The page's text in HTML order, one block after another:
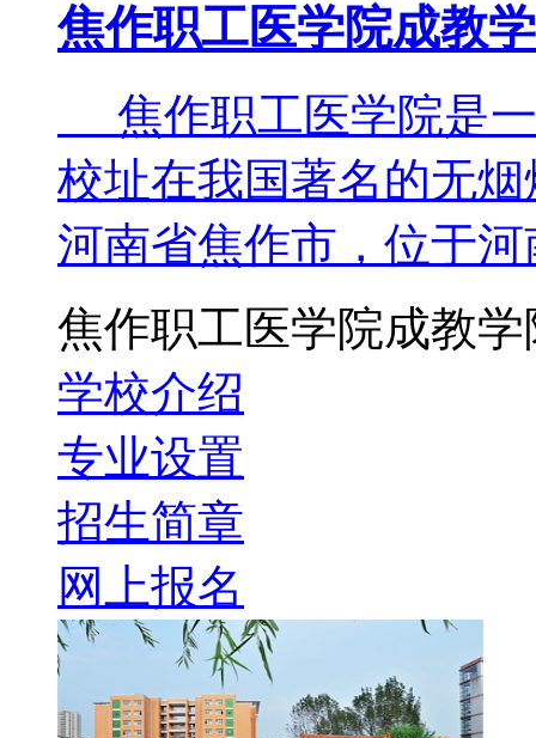
焦作职工医学院成教
焦作职工医学院是
校址在我国著名的无
河南省焦作市，位于
焦作职工医学院成教学
学校介绍
专业设置
招生简章
网上报名